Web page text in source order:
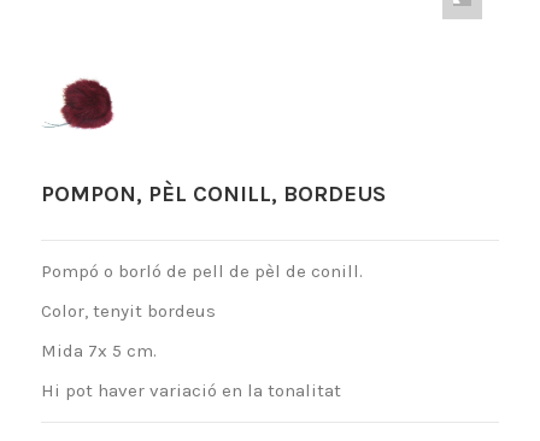
POMPON, PÈL CONILL, BORDEUS
Pompó o borló de pell de pèl de conill.
Color, tenyit bordeus
Mida 7x 5 cm.
Hi pot haver variació en la tonalitat